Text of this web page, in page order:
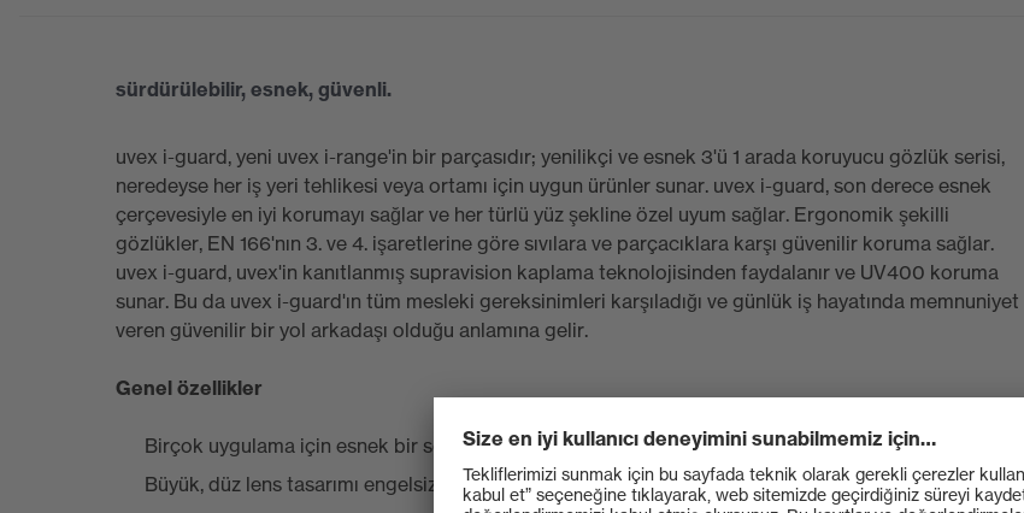
sürdürülebilir, esnek, güvenli.
uvex i-guard, yeni uvex i-range'in bir parçasıdır; yenilikçi ve esnek 3'ü 1 arada koruyucu gözlük serisi,
neredeyse her iş yeri tehlikesi veya ortamı için uygun ürünler sunar. uvex i-guard, son derece esnek
çerçevesiyle en iyi korumayı sağlar ve her türlü yüz şekline özel uyum sağlar. Ergonomik şekilli
gözlükler, EN 166'nın 3. ve 4. işaretlerine göre sıvılara ve parçacıklara karşı güvenilir koruma sağlar.
uvex i-guard, uvex'in kanıtlanmış supravision kaplama teknolojisinden faydalanır ve UV400 koruma
sunar. Bu da uvex i-guard'ın tüm mesleki gereksinimleri karşıladığı ve günlük iş hayatında memnuniyet
veren güvenilir bir yol arkadaşı olduğu anlamına gelir.
Genel özellikler
Birçok uygulama için esnek bir seçenek sunan çok yönlü 3'ü 1 arada koruyucu gözlük serisi
Büyük, düz lens tasarımı engelsiz bir görüş alanı sağlar